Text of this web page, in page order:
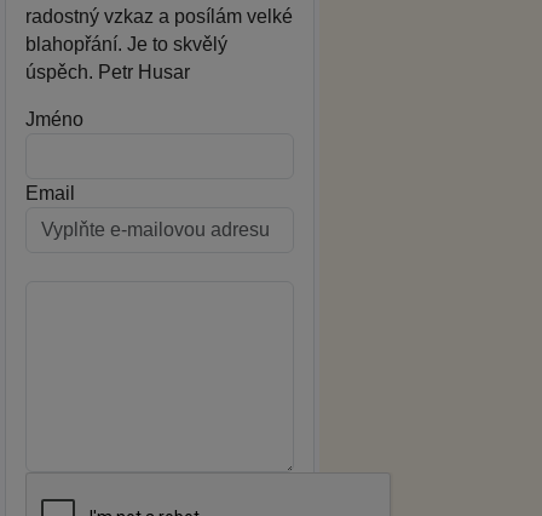
radostný vzkaz a posílám velké
blahopřání. Je to skvělý
úspěch. Petr Husar
Jméno
Email